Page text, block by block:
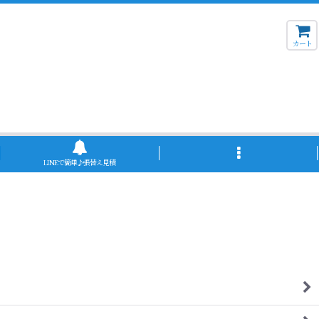
カート
LINEで簡単♪張替え見積